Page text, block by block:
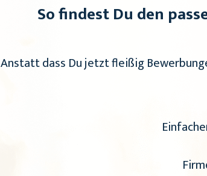
So findest Du den
Anstatt dass Du jetzt fleißig